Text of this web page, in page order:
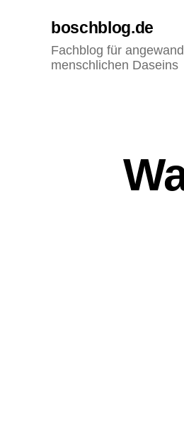
boschblog.de
Fachblog für
menschlichen Daseins
Kategorien